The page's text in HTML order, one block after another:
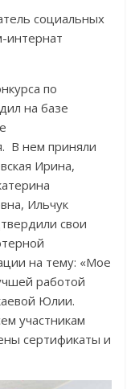
социальных
интернат
Юлия.
по
на базе
В нем приняли
Ирина,
Ильчук
свои
на тему: «Мое
работой
Юлии.
участникам
сертификаты и